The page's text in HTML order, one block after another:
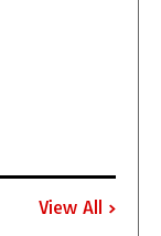
View All